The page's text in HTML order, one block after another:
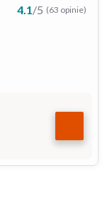
4.1/5 (63 opinie)